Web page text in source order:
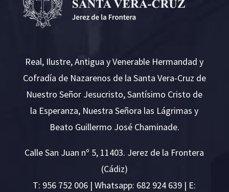
Real, Ilustre, Antigua y Venerable Hermandad y
Cofradía de Nazarenos de la Santa Vera-Cruz de
Nuestro Señor Jesucristo, Santísimo Cristo de
la Esperanza, Nuestra Señora las Lágrimas y
Beato Guillermo José Chaminade.
Calle San Juan nº 5, 11403. Jerez de la Frontera
(Cádiz)
T: 956 752 006 | Whatsapp: 682 924 639 | E: